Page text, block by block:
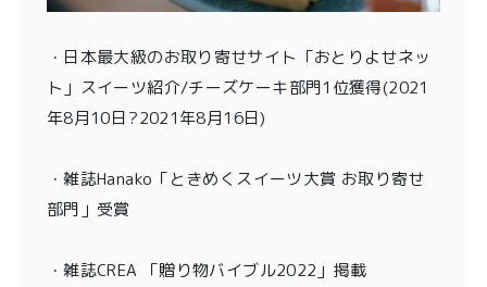
・ 日本最大級のお取り寄せサイト「おとりよせネッ
ト」スイーツ紹介/チーズケーキ部門1位獲得(2021
年8月10日?2021年8月16日)
・雑誌Hanako「ときめくスイーツ大賞 お取り寄せ
部門」受賞
・雑誌CREA 「贈り物バイブル2022」掲載